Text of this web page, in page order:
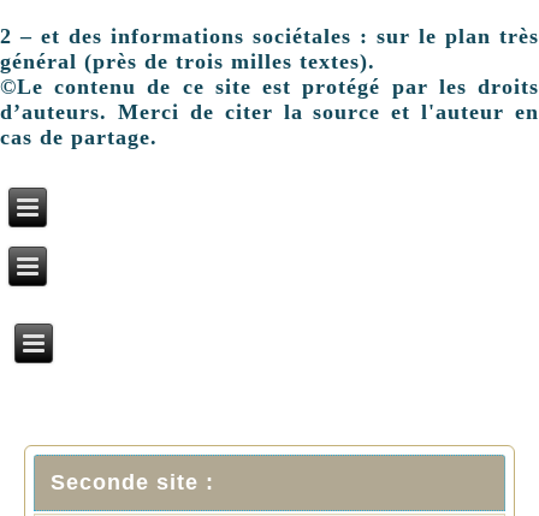
2 – et des informations sociétales : sur le plan très
général (près de trois milles textes).
©Le contenu de ce site est protégé par les droits
d’auteurs. Merci de citer la source et l'auteur en
cas de partage.
Seconde site :